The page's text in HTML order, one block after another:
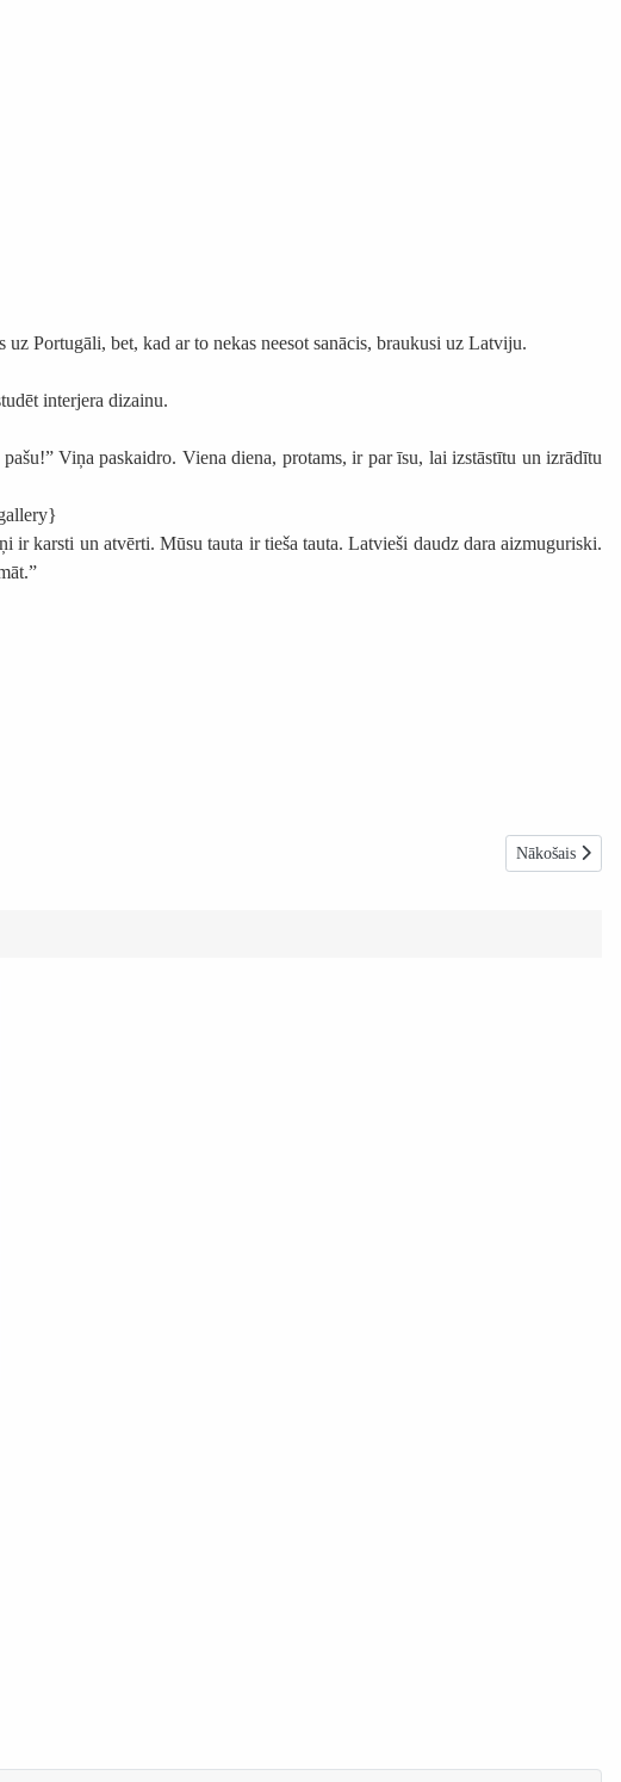
Portugāli, bet, kad ar to nekas neesot sanācis, braukusi uz Latviju.
interjera dizainu.
Viņa paskaidro. Viena diena, protams, ir par īsu, lai izstāstītu un izrādītu
karsti un atvērti. Mūsu tauta ir tieša tauta. Latvieši daudz dara aizmuguriski.
Nākamais
Nākošais